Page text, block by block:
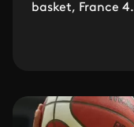
basket, France